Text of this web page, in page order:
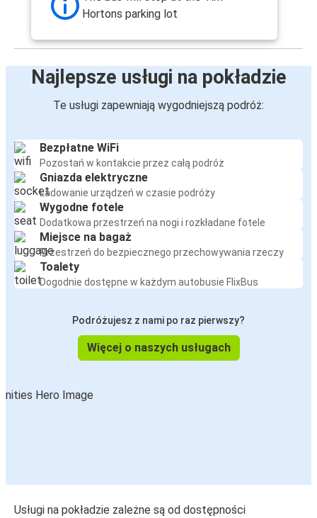
Hortons parking lot
Najlepsze usługi na pokładzie
Te usługi zapewniają wygodniejszą podróż:
Bezpłatne WiFi
Pozostań w kontakcie przez całą podróż
Gniazda elektryczne
Ładowanie urządzeń w czasie podróży
Wygodne fotele
Dodatkowa przestrzeń na nogi i rozkładane fotele
Miejsce na bagaż
Przestrzeń do bezpiecznego przechowywania rzeczy
Toalety
Dogodnie dostępne w każdym autobusie FlixBus
Podróżujesz z nami po raz pierwszy?
Więcej o naszych usługach
Usługi na pokładzie zależne są od dostępności